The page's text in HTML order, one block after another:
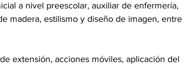
a nivel preescolar, auxiliar de enfermería,
madera, estilismo y diseño de imagen, entre
extensión, acciones móviles, aplicación del